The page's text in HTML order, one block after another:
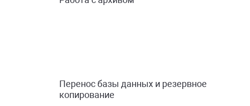
Перенос базы данных и резервное
копирование